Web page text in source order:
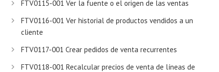
FTV0115-001 Ver la fuente o el origen de las ventas
FTV0116-001 Ver historial de productos vendidos a un
cliente
FTV0117-001 Crear pedidos de venta recurrentes
FTV0118-001 Recalcular precios de venta de líneas de